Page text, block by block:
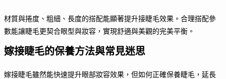
材質與捲度、粗細、長度的搭配能顯著提升接睫毛效果。合理搭配參
數能讓睫毛更契合眼型與妝容，實現舒適與美觀的完美平衡。
嫁接睫毛的保養方法與常見迷思
嫁接睫毛雖然能快速提升眼部妝容效果，但如何正確保養睫毛，延長